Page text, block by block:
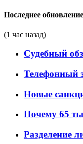
Последнее обновление
(1 час назад)
Судебный
Телефонный
Новые
Почему 65
Разделение